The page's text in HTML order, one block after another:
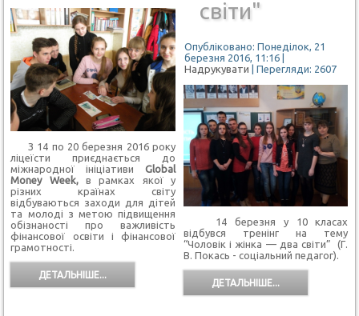
З 14 по 20 березня 2016 року
ліцеїсти приєднається до
міжнародної ініціативи Global
Money Week,в рамках якої у
різних країнах світу
відбуваються заходи для дітей
та молоді з метою підвищення
обізнаності про важливість
фінансової освіти і фінансової
грамотності.
ДЕТАЛЬНІШЕ...
світи"
Опубліковано: Понеділок, 21
березня 2016, 11:16|
Надрукувати | Перегляди: 2607
14 березня у 10 класах
відбувся тренінг на тему
“Чоловік і жінка — два світи” (Г.
В. Покась - соціальний педагог).
ДЕТАЛЬНІШЕ...